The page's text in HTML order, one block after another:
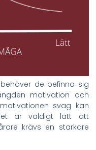
de befinna sig
motivation och
svag kan
är väldigt lätt att
krävs en starkare